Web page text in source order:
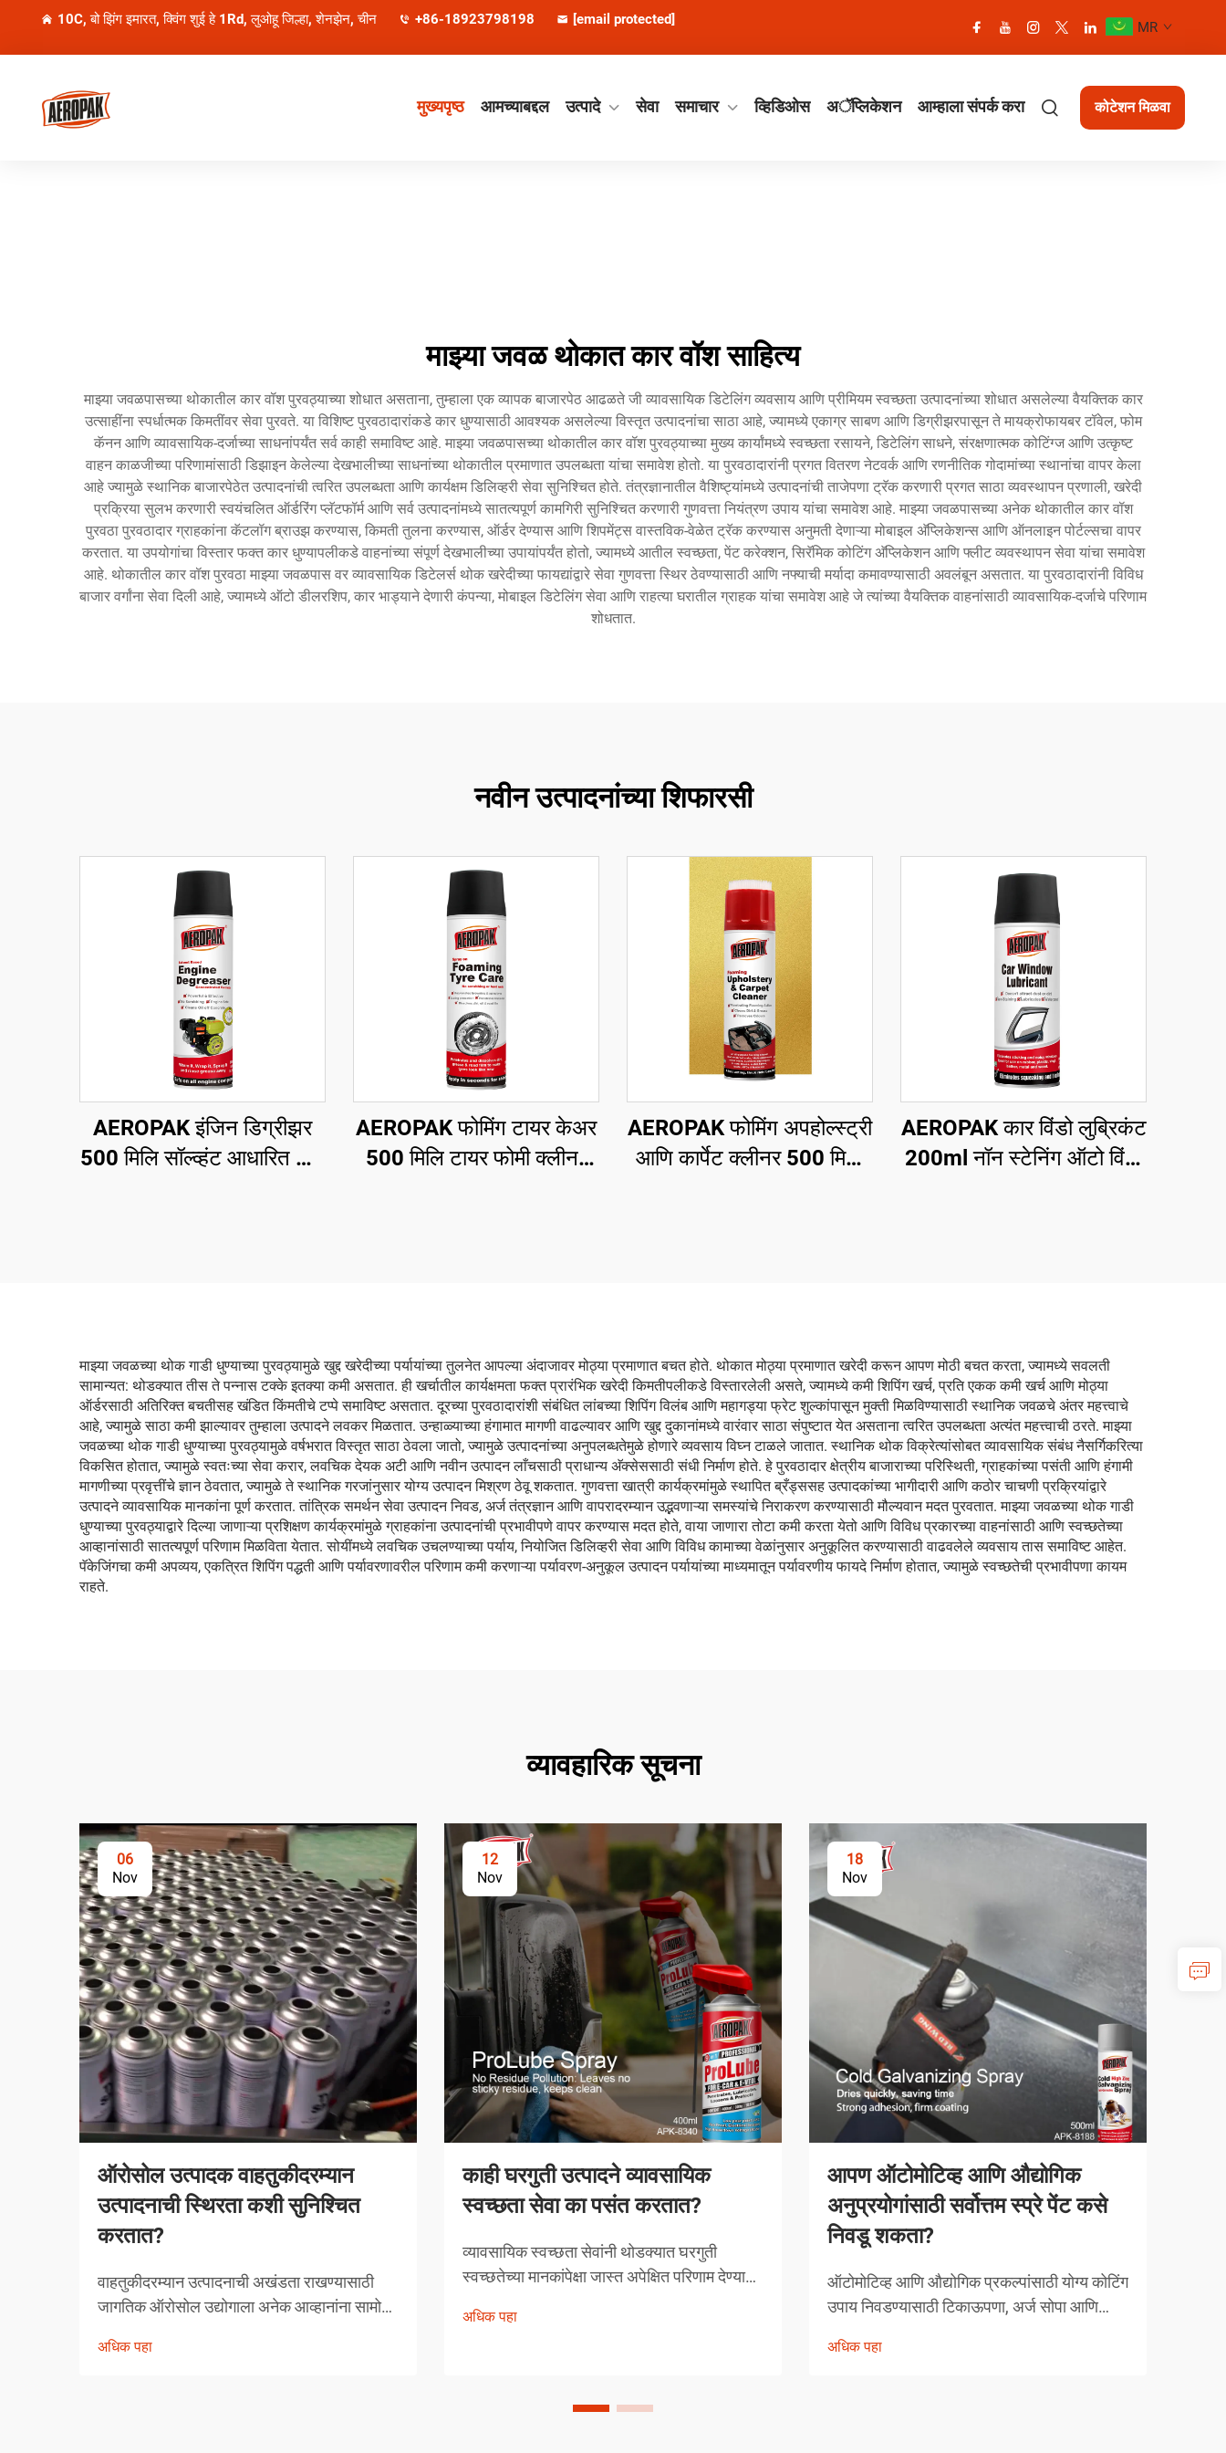
10C, बो झिंग इमारत, क्विंग शुई हे 1Rd, लुओहू जिल्हा, शेनझेन, चीन +86-18923798198 [email protected] MR
मुख्यपृष्ठ आमच्याबद्दल उत्पादे सेवा समाचार व्हिडिओस अॅप्लिकेशन आम्हाला संपर्क करा कोटेशन मिळवा
माझ्या जवळ थोकात कार वॉश साहित्य
माझ्या जवळपासच्या थोकातील कार वॉश पुरवठ्याच्या शोधात असताना, तुम्हाला एक व्यापक बाजारपेठ आढळते जी व्यावसायिक डिटेलिंग व्यवसाय आणि प्रीमियम स्वच्छता उत्पादनांच्या शोधात असलेल्या वैयक्तिक कार
उत्साहींना स्पर्धात्मक किमतींवर सेवा पुरवते. या विशिष्ट पुरवठादारांकडे कार धुण्यासाठी आवश्यक असलेल्या विस्तृत उत्पादनांचा साठा आहे, ज्यामध्ये एकाग्र साबण आणि डिग्रीझरपासून ते मायक्रोफायबर टॉवेल, फोम
कॅनन आणि व्यावसायिक-दर्जाच्या साधनांपर्यंत सर्व काही समाविष्ट आहे. माझ्या जवळपासच्या थोकातील कार वॉश पुरवठ्याच्या मुख्य कार्यांमध्ये स्वच्छता रसायने, डिटेलिंग साधने, संरक्षणात्मक कोटिंग्ज आणि उत्कृष्ट
वाहन काळजीच्या परिणामांसाठी डिझाइन केलेल्या देखभालीच्या साधनांच्या थोकातील प्रमाणात उपलब्धता यांचा समावेश होतो. या पुरवठादारांनी प्रगत वितरण नेटवर्क आणि रणनीतिक गोदामांच्या स्थानांचा वापर केला
आहे ज्यामुळे स्थानिक बाजारपेठेत उत्पादनांची त्वरित उपलब्धता आणि कार्यक्षम डिलिव्हरी सेवा सुनिश्चित होते. तंत्रज्ञानातील वैशिष्ट्यांमध्ये उत्पादनांची ताजेपणा ट्रॅक करणारी प्रगत साठा व्यवस्थापन प्रणाली, खरेदी
प्रक्रिया सुलभ करणारी स्वयंचलित ऑर्डरिंग प्लॅटफॉर्म आणि सर्व उत्पादनांमध्ये सातत्यपूर्ण कामगिरी सुनिश्चित करणारी गुणवत्ता नियंत्रण उपाय यांचा समावेश आहे. माझ्या जवळपासच्या अनेक थोकातील कार वॉश
पुरवठा पुरवठादार ग्राहकांना कॅटलॉग ब्राउझ करण्यास, किमती तुलना करण्यास, ऑर्डर देण्यास आणि शिपमेंट्स वास्तविक-वेळेत ट्रॅक करण्यास अनुमती देणाऱ्या मोबाइल अ‍ॅप्लिकेशन्स आणि ऑनलाइन पोर्टल्सचा वापर
करतात. या उपयोगांचा विस्तार फक्त कार धुण्यापलीकडे वाहनांच्या संपूर्ण देखभालीच्या उपायांपर्यंत होतो, ज्यामध्ये आतील स्वच्छता, पेंट करेक्शन, सिरॅमिक कोटिंग अ‍ॅप्लिकेशन आणि फ्लीट व्यवस्थापन सेवा यांचा समावेश
आहे. थोकातील कार वॉश पुरवठा माझ्या जवळपास वर व्यावसायिक डिटेलर्स थोक खरेदीच्या फायद्यांद्वारे सेवा गुणवत्ता स्थिर ठेवण्यासाठी आणि नफ्याची मर्यादा कमावण्यासाठी अवलंबून असतात. या पुरवठादारांनी विविध
बाजार वर्गांना सेवा दिली आहे, ज्यामध्ये ऑटो डीलरशिप, कार भाड्याने देणारी कंपन्या, मोबाइल डिटेलिंग सेवा आणि राहत्या घरातील ग्राहक यांचा समावेश आहे जे त्यांच्या वैयक्तिक वाहनांसाठी व्यावसायिक-दर्जाचे परिणाम
शोधतात.
नवीन उत्पादनांच्या शिफारसी
AEROPAK इंजिन डिग्रीझर
500 मिलि सॉल्व्हंट आधारित कार
AEROPAK फोमिंग टायर केअर
500 मिलि टायर फोमी क्लीनर
AEROPAK फोमिंग अपहोल्स्ट्री
आणि कार्पेट क्लीनर 500 मिलि
AEROPAK कार विंडो लुब्रिकंट
200ml नॉन स्टेनिंग ऑटो विंडो
माझ्या जवळच्या थोक गाडी धुण्याच्या पुरवठ्यामुळे खुद्द खरेदीच्या पर्यायांच्या तुलनेत आपल्या अंदाजावर मोठ्या प्रमाणात बचत होते. थोकात मोठ्या प्रमाणात खरेदी करून आपण मोठी बचत करता, ज्यामध्ये सवलती
सामान्यत: थोडक्यात तीस ते पन्नास टक्के इतक्या कमी असतात. ही खर्चातील कार्यक्षमता फक्त प्रारंभिक खरेदी किमतीपलीकडे विस्तारलेली असते, ज्यामध्ये कमी शिपिंग खर्च, प्रति एकक कमी खर्च आणि मोठ्या
ऑर्डरसाठी अतिरिक्त बचतीसह खंडित किंमतीचे टप्पे समाविष्ट असतात. दूरच्या पुरवठादारांशी संबंधित लांबच्या शिपिंग विलंब आणि महागड्या फ्रेट शुल्कांपासून मुक्ती मिळविण्यासाठी स्थानिक जवळचे अंतर महत्त्वाचे
आहे, ज्यामुळे साठा कमी झाल्यावर तुम्हाला उत्पादने लवकर मिळतात. उन्हाळ्याच्या हंगामात मागणी वाढल्यावर आणि खुद्द दुकानांमध्ये वारंवार साठा संपुष्टात येत असताना त्वरित उपलब्धता अत्यंत महत्त्वाची ठरते. माझ्या
जवळच्या थोक गाडी धुण्याच्या पुरवठ्यामुळे वर्षभरात विस्तृत साठा ठेवला जातो, ज्यामुळे उत्पादनांच्या अनुपलब्धतेमुळे होणारे व्यवसाय विघ्न टाळले जातात. स्थानिक थोक विक्रेत्यांसोबत व्यावसायिक संबंध नैसर्गिकरित्या
विकसित होतात, ज्यामुळे स्वतःच्या सेवा करार, लवचिक देयक अटी आणि नवीन उत्पादन लाँचसाठी प्राधान्य अ‍ॅक्सेससाठी संधी निर्माण होते. हे पुरवठादार क्षेत्रीय बाजाराच्या परिस्थिती, ग्राहकांच्या पसंती आणि हंगामी
मागणीच्या प्रवृत्तींचे ज्ञान ठेवतात, ज्यामुळे ते स्थानिक गरजांनुसार योग्य उत्पादन मिश्रण ठेवू शकतात. गुणवत्ता खात्री कार्यक्रमांमुळे स्थापित ब्रँड्ससह उत्पादकांच्या भागीदारी आणि कठोर चाचणी प्रक्रियांद्वारे
उत्पादने व्यावसायिक मानकांना पूर्ण करतात. तांत्रिक समर्थन सेवा उत्पादन निवड, अर्ज तंत्रज्ञान आणि वापरादरम्यान उद्भवणाऱ्या समस्यांचे निराकरण करण्यासाठी मौल्यवान मदत पुरवतात. माझ्या जवळच्या थोक गाडी
धुण्याच्या पुरवठ्याद्वारे दिल्या जाणाऱ्या प्रशिक्षण कार्यक्रमांमुळे ग्राहकांना उत्पादनांची प्रभावीपणे वापर करण्यास मदत होते, वाया जाणारा तोटा कमी करता येतो आणि विविध प्रकारच्या वाहनांसाठी आणि स्वच्छतेच्या
आव्हानांसाठी सातत्यपूर्ण परिणाम मिळविता येतात. सोयींमध्ये लवचिक उचलण्याच्या पर्याय, नियोजित डिलिव्हरी सेवा आणि विविध कामाच्या वेळांनुसार अनुकूलित करण्यासाठी वाढवलेले व्यवसाय तास समाविष्ट आहेत.
पॅकेजिंगचा कमी अपव्यय, एकत्रित शिपिंग पद्धती आणि पर्यावरणावरील परिणाम कमी करणाऱ्या पर्यावरण-अनुकूल उत्पादन पर्यायांच्या माध्यमातून पर्यावरणीय फायदे निर्माण होतात, ज्यामुळे स्वच्छतेची प्रभावीपणा कायम
राहते.
व्यावहारिक सूचना
06
Nov
ऑरोसोल उत्पादक वाहतुकीदरम्यान
उत्पादनाची स्थिरता कशी सुनिश्चित
करतात?
वाहतुकीदरम्यान उत्पादनाची अखंडता राखण्यासाठी
जागतिक ऑरोसोल उद्योगाला अनेक आव्हानांना सामोरे
आणि हाताळणीच्या समस्यांपासून मोकळे व्हायला
अधिक पहा
12
Nov
काही घरगुती उत्पादने व्यावसायिक
स्वच्छता सेवा का पसंत करतात?
व्यावसायिक स्वच्छता सेवांनी थोडक्यात घरगुती
स्वच्छतेच्या मानकांपेक्षा जास्त अपेक्षित परिणाम देण्यावर
उत्पादने अनियंत्रित निवड नसून, त्यांची प्रभावीता
अधिक पहा
18
Nov
आपण ऑटोमोटिव्ह आणि औद्योगिक
अनुप्रयोगांसाठी सर्वोत्तम स्प्रे पेंट कसे
निवडू शकता?
ऑटोमोटिव्ह आणि औद्योगिक प्रकल्पांसाठी योग्य कोटिंग
उपाय निवडण्यासाठी टिकाऊपणा, अर्ज सोपा आणि
आवश्यक असते. आधुनिक स्प्रे पेंटिंग तंत्रज्ञानाने तज्ञ
अधिक पहा